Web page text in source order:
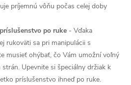
príjemnú vôňu počas celej doby
po ruke - Vďaka
rukoväti sa pri manipulácii s
musieť ohýbať, čo Vám umožní voľný
Upevnite si špeciálny držiak k
príslušenstvo ihneď po ruke.